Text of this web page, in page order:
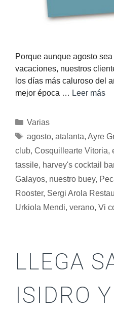
Porque aunque agosto sea
vacaciones, nuestros
los días más caluroso del
mejor época … Leer más
Varias
agosto, atalanta, Ayre
club, Cosquillearte Vitoria,
tassile, harvey's cocktail
Galayos, nuestro buey,
Rooster, Sergi Arola
Urkiola Mendi, verano, Vi
LLEGA
ISIDRO